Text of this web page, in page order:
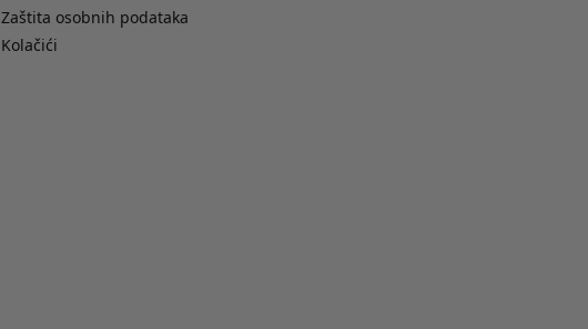
Zaštita osobnih podataka
Kolačići